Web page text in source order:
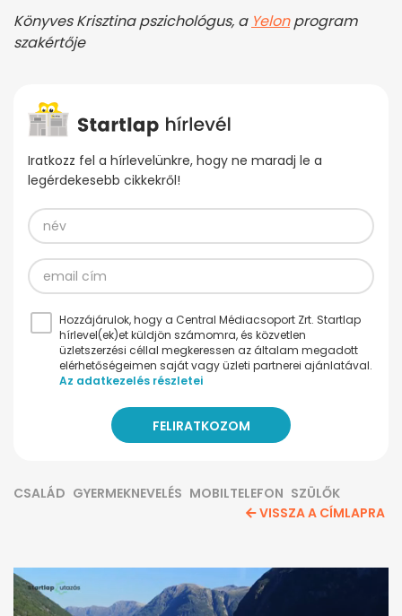
Könyves Krisztina pszichológus, a Yelonprogram
szakértője
Iratkozz fel a hírlevelünkre, hogy ne maradj le a
legérdekesebb cikkekről!
Hozzájárulok, hogy a Central Médiacsoport Zrt. Startlap
hírlevel(ek)et küldjön számomra, és közvetlen
üzletszerzési céllal megkeressen az általam megadott
elérhetőségeimen saját vagy üzleti partnerei ajánlatával.
Az adatkezelés részletei
CSALÁD GYERMEKNEVELÉS MOBILTELEFON SZÜLŐK
VISSZA A CÍMLAPRA